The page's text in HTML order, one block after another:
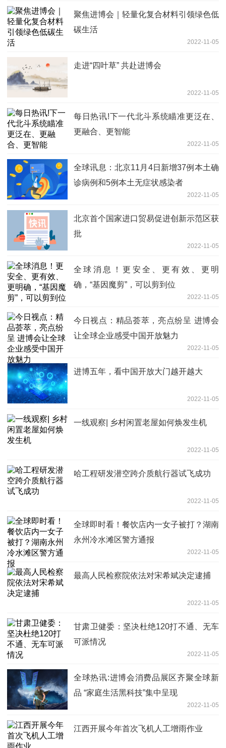
聚焦进博会｜轻量化复合材料引领绿色低
碳生活
2022-11-05
走进“四叶草” 共赴进博会
2022-11-05
每日热讯!下一代北斗系统瞄准更泛在、
更融合、更智能
2022-11-05
全球讯息：北京11月4日新增37例本土确
诊病例和5例本土无症状感染者
2022-11-05
北京首个国家进口贸易促进创新示范区获
批
2022-11-05
全球消息！更安全、更有效、更明
确，“基因魔剪”，可以剪到位
2022-11-05
今日视点：精品荟萃，亮点纷呈 进博会
让全球企业感受中国开放魅力
2022-11-05
进博五年，看中国开放大门越开越大
2022-11-05
一线观察| 乡村闲置老屋如何焕发生机
2022-11-05
哈工程研发潜空跨介质航行器试飞成功
2022-11-05
全球即时看！餐饮店内一女子被打？湖南
永州冷水滩区警方通报
2022-11-05
最高人民检察院依法对宋希斌决定逮捕
2022-11-05
甘肃卫健委：坚决杜绝120打不通、无车
可派情况
2022-11-05
全球热讯:进博会消费品展区齐聚全球新
品 “家庭生活黑科技”集中呈现
2022-11-05
江西开展今年首次飞机人工增雨作业